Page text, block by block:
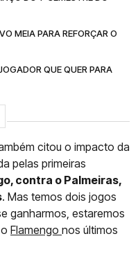
MEIA PARA REFORÇAR O
QUE QUER PARA
citou o impacto da
pelas primeiras
contra o Palmeiras,
. Mas temos dois jogos
ganharmos, estaremos
Flamengo nos últimos